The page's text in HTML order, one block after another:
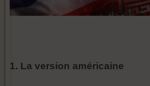
1. La version américaine